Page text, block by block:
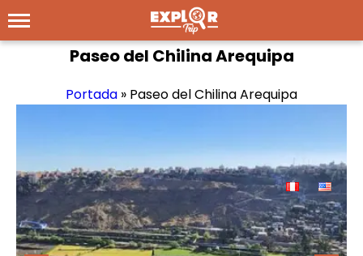
Paseo del Chilina Arequipa
Portada » Paseo del Chilina Arequipa